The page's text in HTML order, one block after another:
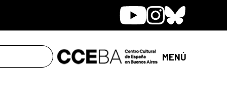
YoutubeInstagram
Bluesky
MENÚ